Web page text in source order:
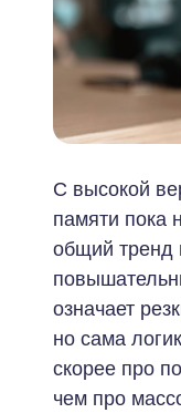
С высокой
памяти пока
общий тренд
означает
но сама
скорее про
чем про